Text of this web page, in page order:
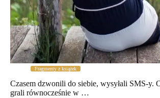
Fragmenty z książek
Czasem dzwonili do siebie, wysyłali SMS-y.
grali równocześnie w …